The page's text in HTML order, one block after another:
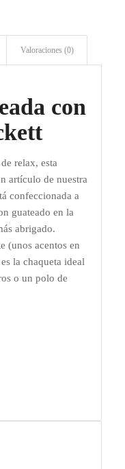
Valoraciones (0)
con
relax, esta
artículo de nuestra
confeccionada a
guateado en la
abrigado.
(unos acentos en
la chaqueta ideal
o un polo de